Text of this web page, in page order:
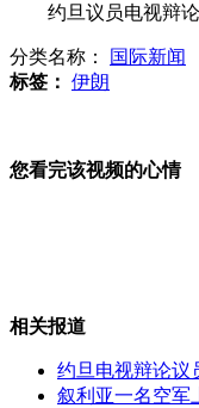
“最美警花”街头
女士优先：神奇
约旦议员电视辩论
分类名称：
国际新闻
标签： 伊朗
您看完该视频的心情
相关报道
约旦电视辩论议
叙利亚一名空军